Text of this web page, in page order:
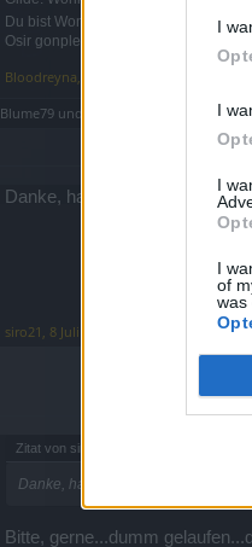
I
I
I
I
of
was
Du bist Wonkru - oder du bist Feind
Osir gonplei nou ste odon nowe!
Bloodreyna,
Blume79 und
Danke, hab leider die Kisten
siro21 , 8 Juli 2026
Zitat von siro21:
Danke, hab leider die Kisten auf
Bitte, gerne...dumm